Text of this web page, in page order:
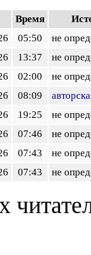
Время
05:50
не
13:37
не
02:00
не
08:09
19:25
не
07:46
не
07:43
не
07:43 не